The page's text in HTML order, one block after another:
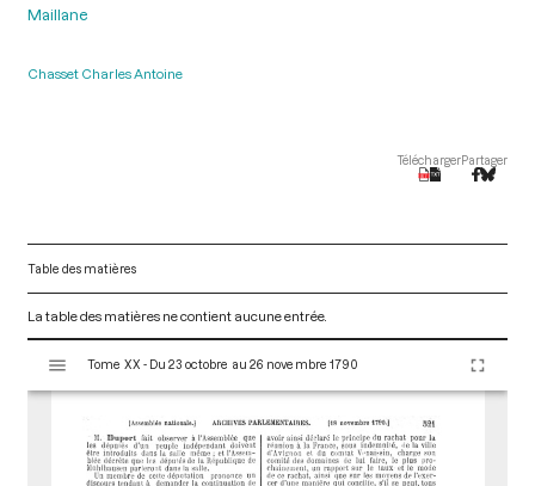
Maillane
Chasset Charles Antoine
TéléchargerPartager
Table des matières
La table des matières ne contient aucune entrée.
s
Tome XX - Du 23 octobre au 26 novembre 1790